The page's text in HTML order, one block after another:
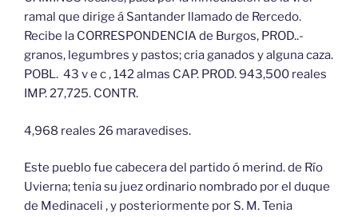
ramal que dirige á Santander llamado de Rercedo.
Recibe la CORRESPONDENCIA de Burgos, PROD..-
granos, legumbres y pastos; cria ganados y alguna caza.
POBL. 43 v e c , 142 almas CAP. PROD. 943,500 reales
IMP. 27,725. CONTR.
4,968 reales 26 maravedises.
Este pueblo fue cabecera del partido ó merind. de Río
Uvierna; tenia su juez ordinario nombrado por el duque
de Medinaceli , y posteriormente por S. M. Tenia